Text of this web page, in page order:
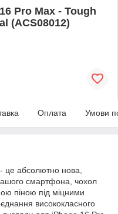
Pro Max - Tough
(ACS08012)
Оплата Умови
це абсолютно нова,
смартфона, чохол
піною під міцними
висококласного